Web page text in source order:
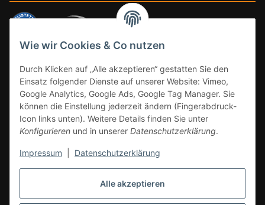
Alle akzeptieren
Wie wir Cookies & Co nutzen
Durch Klicken auf „Alle akzeptieren“ gestatten Sie den
Einsatz folgender Dienste auf unserer Website: Vimeo,
Google Analytics, Google Ads, Google Tag Manager. Sie
können die Einstellung jederzeit ändern (Fingerabdruck-
Icon links unten). Weitere Details finden Sie unter
Konfigurieren und in unserer Datenschutzerklärung.
Impressum Datenschutzerklärung
* Alle Preise inkl. gesetzlicher Mwst., zzgl.Versand
DE, gilt nicht für Großgeräte per Spedition). Artikel mit 0% MwSt. (gem. §